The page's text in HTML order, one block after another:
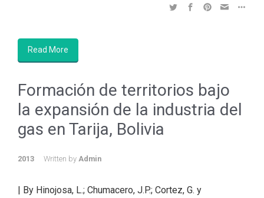
Read More
Formación de territorios bajo
la expansión de la industria del
gas en Tarija, Bolivia
2013 Written by Admin
| By Hinojosa, L.; Chumacero, J.P.; Cortez, G. y